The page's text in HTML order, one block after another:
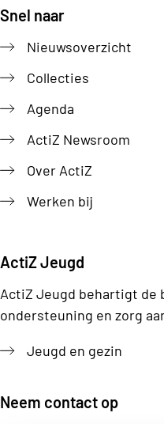
Snel naar
Nieuwsoverzicht
Collecties
Agenda
ActiZ Newsroom
Over ActiZ
Werken bij
ActiZ Jeugd
ActiZ Jeugd behartigt de
ondersteuning en zorg
Jeugd en gezin
Neem contact op